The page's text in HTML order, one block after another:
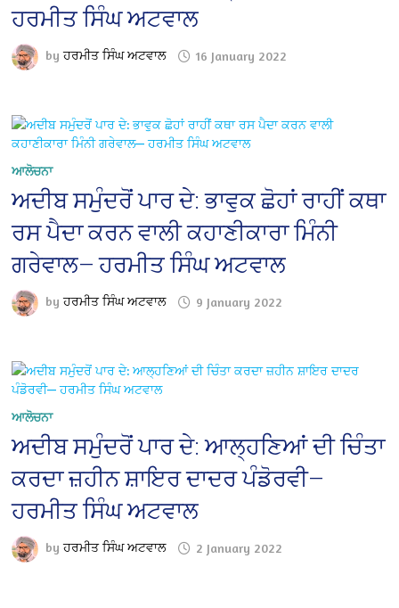
ਹਰਮੀਤ ਸਿੰਘ ਅਟਵਾਲ
byਹਰਮੀਤ ਸਿੰਘ ਅਟਵਾਲ 16 January 2022
ਆਲੋਚਨਾ
ਅਦੀਬ ਸਮੁੰਦਰੋਂ ਪਾਰ ਦੇ: ਭਾਵੁਕ ਛੋਹਾਂ ਰਾਹੀਂ ਕਥਾ
ਰਸ ਪੈਦਾ ਕਰਨ ਵਾਲੀ ਕਹਾਣੀਕਾਰਾ ਮਿੰਨੀ
ਗਰੇਵਾਲ— ਹਰਮੀਤ ਸਿੰਘ ਅਟਵਾਲ
byਹਰਮੀਤ ਸਿੰਘ ਅਟਵਾਲ 9 January 2022
ਆਲੋਚਨਾ
ਅਦੀਬ ਸਮੁੰਦਰੋਂ ਪਾਰ ਦੇ: ਆਲ੍ਹਣਿਆਂ ਦੀ ਚਿੰਤਾ
ਕਰਦਾ ਜ਼ਹੀਨ ਸ਼ਾਇਰ ਦਾਦਰ ਪੰਡੋਰਵੀ—
ਹਰਮੀਤ ਸਿੰਘ ਅਟਵਾਲ
byਹਰਮੀਤ ਸਿੰਘ ਅਟਵਾਲ 2 January 2022